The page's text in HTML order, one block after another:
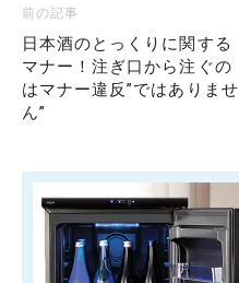
前の記事
日本酒のとっくりに関する
マナー！注ぎ口から注ぐの
はマナー違反”ではありませ
ん”